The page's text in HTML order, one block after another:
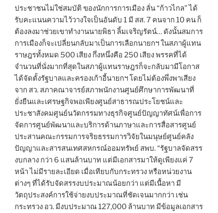
ประชาชนไม่ใช่สมบัติ ของนักการการเมือง ลั่น “ก้าวไกล” ได้
รับคะแนนความไว้วางใจเป็นอันดับ 1 มี สส. 7 คนจาก 10 คน ก็
ต้องลงมาช่วยเขาทำงาน​นายพิธา ลิ้ม​เจริญ​รัตน์​… ดังนั้นสมการ
การเมืองก็จะเปลี่ยนกลับมาเป็นการเลือกนายกฯ ในสภาผู้แทน
ราษฎรทั้งหมด 500 เสียง กึ่งหนึ่งคือ 250 เสียง พรรคที่ได้
จำนวนที่นั่งมากที่สุดในสภาผู้แทนราษฎรก็จะกลับมามีโอกาส
ได้จัดตั้งรัฐบาลและครองเก้าอี้นายกฯ โดยไม่ต้องพึ่งพาเสียง
จาก สว. สภาคณาจารย์สภาพนักงานศูนย์ศึกษาการพัฒนาที่
ยั่งยืนและเศรษฐกิจพอเพียงศูนย์สาธารณประโยชน์และ
ประชาสังคมศูนย์นวัตกรรมทางธุรกิจศูนย์ปัญญาทัศน์เพื่อการ
จัดการศูนย์พัฒนาและบริการด้านภาษาและการสื่อสารศูนย์
ประสานคณะกรรมการจริยธรรมการวิจัยในมนุษย์ศูนย์คลัง
ปัญญาและสารสนเทศสหกรณ์ออมทรัพย์ สพบ. “รัฐบาลจัดสรร
งบกลาง กว่า 6 แสนล้านบาท แต่มีเอกสารมาให้ดูเพียงแค่ 7
หน้า ไม่มีรายละเอียด เมื่อเทียบกับกระทรวง หรือหน่วยงาน
ต่างๆ ที่ได้รับจัดสรรงบประมาณน้อยกว่า แต่มีเนื้อหา มี
วัตถุประสงค์การใช้จ่ายงบประมาณที่ชัดเจนมากกว่า เช่น
กระทรวง อว. มีงบประมาณ 127,000 ล้านบาท มีข้อมูลเอกสาร